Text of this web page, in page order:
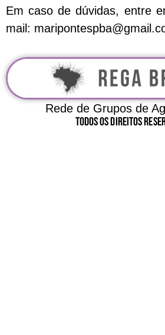
Em caso de dúvidas, entre
mail:
Rede de Grupos de
Todos Os Direitos